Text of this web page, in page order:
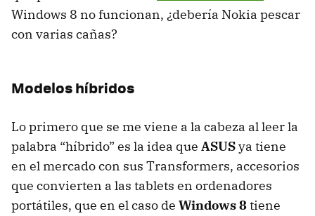
Windows 8 no funcionan, ¿debería Nokia pescar
con varias cañas?
Modelos híbridos
Lo primero que se me viene a la cabeza al leer la
palabra “híbrido” es la idea que ASUSya tiene
en el mercado con sus Transformers, accesorios
que convierten a las tablets en ordenadores
portátiles, que en el caso de Windows 8tiene